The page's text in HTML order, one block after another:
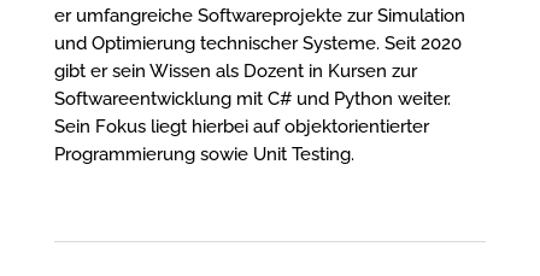
er umfangreiche Softwareprojekte zur Simulation
und Optimierung technischer Systeme. Seit 2020
gibt er sein Wissen als Dozent in Kursen zur
Softwareentwicklung mit C# und Python weiter.
Sein Fokus liegt hierbei auf objektorientierter
Programmierung sowie Unit Testing.